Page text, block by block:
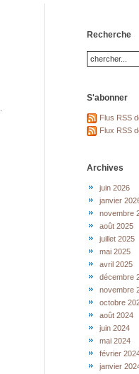
Recherche
S'abonner
Flus RSS
Flux RSS
Archives
juin 2026
janvier
novembre
août 2025
juillet 2025
mai 2025
avril 2025
décembre
novembre
octobre
août 2024
juin 2024
mai 2024
février
janvier